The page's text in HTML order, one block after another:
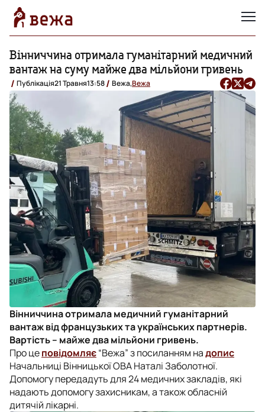
Вінниччина отримала гуманітарний медичний
вантаж на суму майже два мільйони гривень
Публікація21 Травня13:58 Вежа,Вежа
Вінниччина отримала медичний гуманітарний
вантаж від французьких та українських партнерів.
Вартість – майже два мільйони гривень.
Про цеповідомляє“Вежа” з посиланням надопис
Начальниці Вінницької ОВА Наталі Заболотної.
Допомогу передадуть для 24 медичних закладів, які
надають допомогу захисникам, а також обласній
дитячій лікарні.